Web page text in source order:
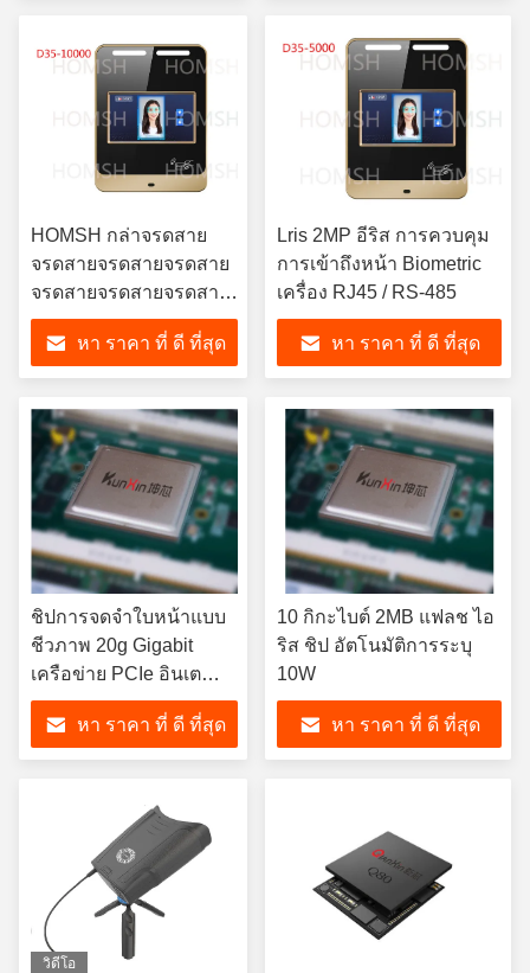
HOMSH กล่าจรดสาย
จรดสายจรดสายจรดสาย
จรดสายจรดสายจรดสาย
จรดสายจรดสายจรดสาย
จรดสายจรดสายจรดสาย
จรดสายจรดสายจรดสาย
จรดสายจรดสายจรดสาย
จรดสายจร
หา ราคา ที่ ดี ที่สุด
Lris 2MP อีริส การควบคุม
การเข้าถึงหน้า Biometric
เครื่อง RJ45 / RS-485
หา ราคา ที่ ดี ที่สุด
ชิปการจดจําใบหน้าแบบ
ชีวภาพ 20g Gigabit
เครือข่าย PCIe อินเต
อร์เฟซ
หา ราคา ที่ ดี ที่สุด
10 กิกะไบต์ 2MB แฟลช ไอ
ริส ชิป อัตโนมัติการระบุ
10W
หา ราคา ที่ ดี ที่สุด
วิดีโอ